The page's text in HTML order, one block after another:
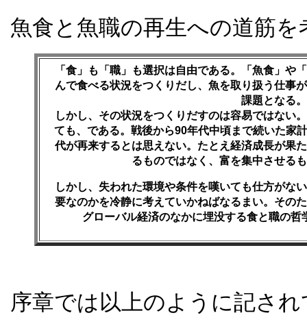
魚食と魚職の再生への道筋
「食」も「職」も選択は自由である。「魚食」や
んで食べる状況をつくりだし、魚を取り扱う仕事
課題となる。
しかし、その状況をつくりだすのは容易ではない
ても、である。戦後から90年代中頃まで続いた家
代が再来するとは思えない。たとえ経済成長が果
るものではなく、富を集中させる
しかし、失われた環境や条件を嘆いても仕方がな
要なのかを冷静に考えていかねばなるまい。その
グローバル経済のなかに埋没する食と職の
序章では以上のように記さ